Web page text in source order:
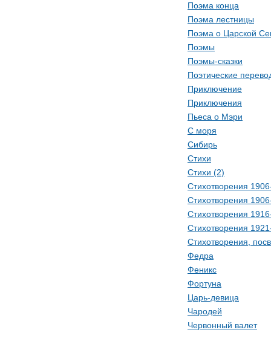
Поэма конца
Поэма лестницы
Поэма о Царской
Поэмы
Поэмы-сказки
Поэтические
Приключение
Приключения
Пьеса о Мэри
С моря
Сибирь
Стихи
Стихи (2)
Стихотворения
Стихотворения
Стихотворения
Стихотворения
Стихотворения,
Федра
Феникс
Фортуна
Царь-девица
Чародей
Червонный валет